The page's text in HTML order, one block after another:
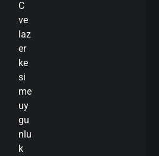
C
ve
laz
er
ke
si
me
uy
gu
nlu
k